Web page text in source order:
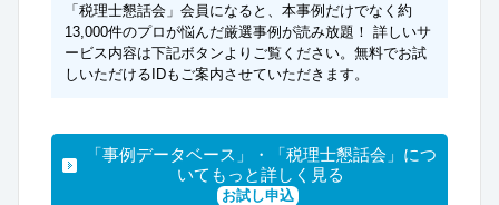
「税理士懇話会」会員になると、本事例だけでなく約
13,000件のプロが悩んだ厳選事例が読み放題！ 詳しいサ
ービス内容は下記ボタンよりご覧ください。無料でお試
しいただけるIDもご案内させていただきます。
「事例データベース」・「税理士懇話会」につ
いてもっと詳しく見る
お試し申込